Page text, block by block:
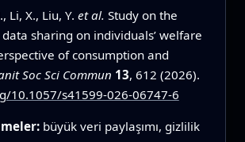
Li, X., Liu, Y. et al. Study on the
sharing on individuals’ welfare
of consumption and
Soc Sci Commun 13, 612 (2026).
10.1057/s41599-026-06747-6
büyük veri paylaşımı, gizlilik